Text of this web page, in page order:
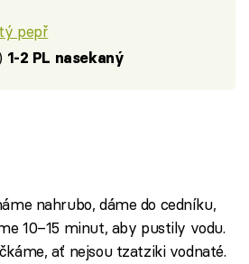
pepř
1-2 PL nasekaný
nahrubo, dáme do cedníku,
10–15 minut, aby pustily vodu.
ať nejsou tzatziki vodnaté.